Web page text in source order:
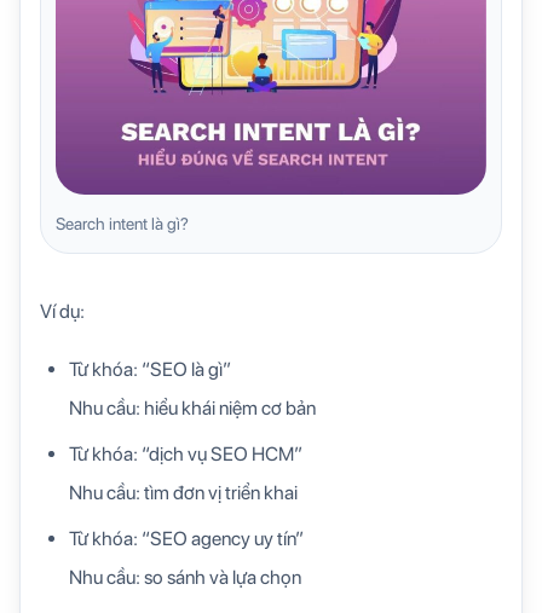
Search intent là gì?
Ví dụ:
Từ khóa: “SEO là gì”
Nhu cầu: hiểu khái niệm cơ bản
Từ khóa: “dịch vụ SEO HCM”
Nhu cầu: tìm đơn vị triển khai
Từ khóa: “SEO agency uy tín”
Nhu cầu: so sánh và lựa chọn